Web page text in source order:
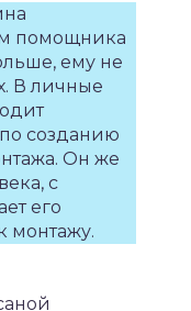
помощника
ему не
В личные
созданию
Он же
с
его
монтажу.